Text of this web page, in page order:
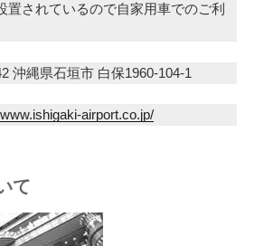
置されているので自家用車でのご利
沖縄県石垣市 白保1960-104-1
airport.co.jp/
て